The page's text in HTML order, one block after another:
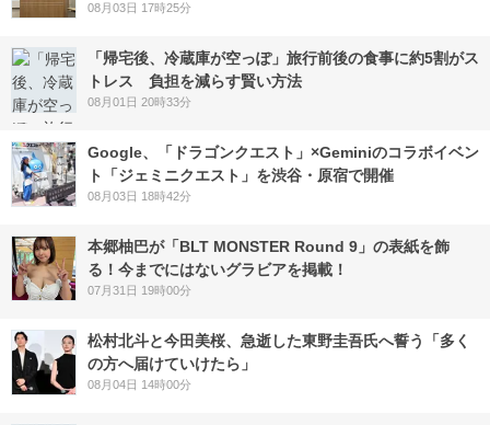
08月03日 17時25分
「帰宅後、冷蔵庫が空っぽ」旅行前後の食事に約5割がス
トレス 負担を減らす賢い方法
08月01日 20時33分
Google、「ドラゴンクエスト」×Geminiのコラボイベン
ト「ジェミニクエスト」を渋谷・原宿で開催
08月03日 18時42分
本郷柚巴が「BLT MONSTER Round 9」の表紙を飾
る！今までにはないグラビアを掲載！
07月31日 19時00分
松村北斗と今田美桜、急逝した東野圭吾氏へ誓う「多く
の方へ届けていけたら」
08月04日 14時00分